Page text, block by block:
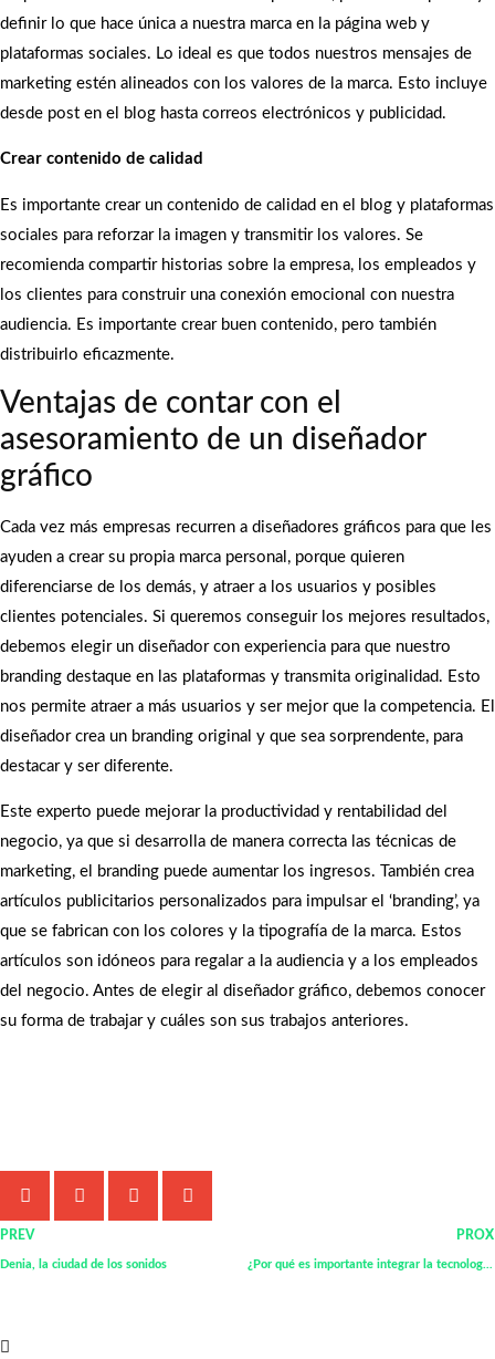
definir lo que hace única a nuestra marca en la página web y
plataformas sociales. Lo ideal es que todos nuestros mensajes de
marketing estén alineados con los valores de la marca. Esto incluye
desde post en el blog hasta correos electrónicos y publicidad.
Crear contenido de calidad
Es importante crear un contenido de calidad en el blog y plataformas
sociales para reforzar la imagen y transmitir los valores. Se
recomienda compartir historias sobre la empresa, los empleados y
los clientes para construir una conexión emocional con nuestra
audiencia. Es importante crear buen contenido, pero también
distribuirlo eficazmente.
Ventajas de contar con el
asesoramiento de un diseñador
gráfico
Cada vez más empresas recurren a diseñadores gráficos para que les
ayuden a crear su propia marca personal, porque quieren
diferenciarse de los demás, y atraer a los usuarios y posibles
clientes potenciales. Si queremos conseguir los mejores resultados,
debemos elegir un diseñador con experiencia para que nuestro
branding destaque en las plataformas y transmita originalidad. Esto
nos permite atraer a más usuarios y ser mejor que la competencia. El
diseñador crea un branding original y que sea sorprendente, para
destacar y ser diferente.
Este experto puede mejorar la productividad y rentabilidad del
negocio, ya que si desarrolla de manera correcta las técnicas de
marketing, el branding puede aumentar los ingresos. También crea
artículos publicitarios personalizados para impulsar el ‘branding’, ya
que se fabrican con los colores y la tipografía de la marca. Estos
artículos son idóneos para regalar a la audiencia y a los empleados
del negocio. Antes de elegir al diseñador gráfico, debemos conocer
su forma de trabajar y cuáles son sus trabajos anteriores.
PREV
Denia, la ciudad de los sonidos
PROX
¿Por qué es importante integrar la tecnología en el proceso de descuento de pagarés?